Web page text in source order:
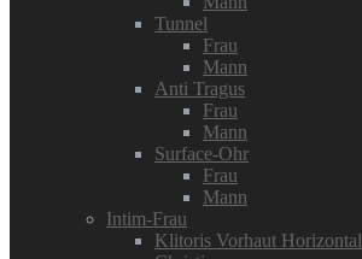
Tunnel
Frau
Mann
Anti Tragus
Frau
Mann
Surface-Ohr
Frau
Mann
Intim-Frau
Klitoris Vorhaut Horizontal